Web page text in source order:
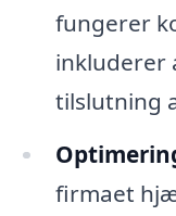
fungerer
inkluderer
tilslutning
firmaet